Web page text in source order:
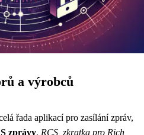
a výrobců
řada aplikací pro zasílání zpráv,
zprávy. RCS, zkratka pro Rich